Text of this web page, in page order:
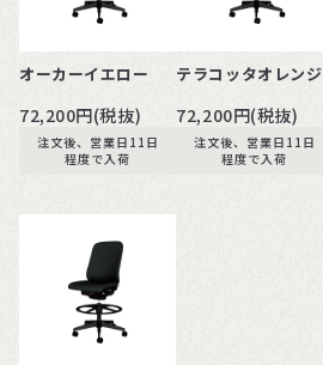
オーカーイエロー
72,200円(税抜)
注文後、営業日11日
程度で入荷
テラコッタオレンジ
72,200円(税抜)
注文後、営業日11日
程度で入荷